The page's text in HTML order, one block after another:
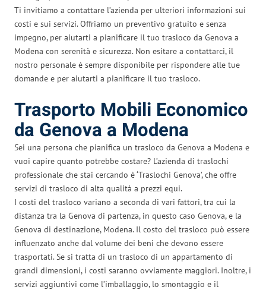
Ti invitiamo a contattare l’azienda per ulteriori informazioni sui
costi e sui servizi. Offriamo un preventivo gratuito e senza
impegno, per aiutarti a pianificare il tuo trasloco da Genova a
Modena con serenità e sicurezza. Non esitare a contattarci, il
nostro personale è sempre disponibile per rispondere alle tue
domande e per aiutarti a pianificare il tuo trasloco.
Trasporto Mobili Economico
da Genova a Modena
Sei una persona che pianifica un trasloco da Genova a Modena e
vuoi capire quanto potrebbe costare? L’azienda di traslochi
professionale che stai cercando è ‘Traslochi Genova’, che offre
servizi di trasloco di alta qualità a prezzi equi.
I costi del trasloco variano a seconda di vari fattori, tra cui la
distanza tra la Genova di partenza, in questo caso Genova, e la
Genova di destinazione, Modena. Il costo del trasloco può essere
influenzato anche dal volume dei beni che devono essere
trasportati. Se si tratta di un trasloco di un appartamento di
grandi dimensioni, i costi saranno ovviamente maggiori. Inoltre, i
servizi aggiuntivi come l’imballaggio, lo smontaggio e il